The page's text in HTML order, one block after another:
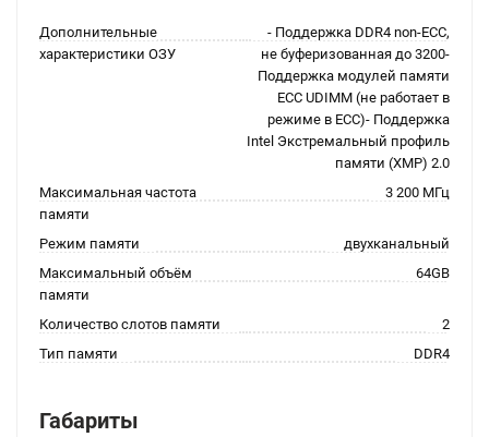
Дополнительные
характеристики ОЗУ
- Поддержка DDR4 non-ECC,
не буферизованная до 3200-
Поддержка модулей памяти
ECC UDIMM (не работает в
режиме в ECC)- Поддержка
Intel Экстремальный профиль
памяти (XMP) 2.0
Максимальная частота
памяти
3 200 МГц
Режим памяти
двухканальный
Максимальный объём
памяти
64GB
Количество слотов памяти
2
Тип памяти
DDR4
Габариты